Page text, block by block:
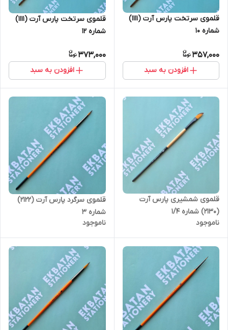
قلموی سرتخت پارس آرت (1111)
شماره 10
357,000
افزودن به سبد
قلموی سرتخت پارس آرت (1111)
شماره 12
373,000
افزودن به سبد
قلموی شمشیری پارس آرت
(2130) شماره 1/4
ناموجود
قلموی سرگرد پارس آرت (2122)
شماره 3
ناموجود